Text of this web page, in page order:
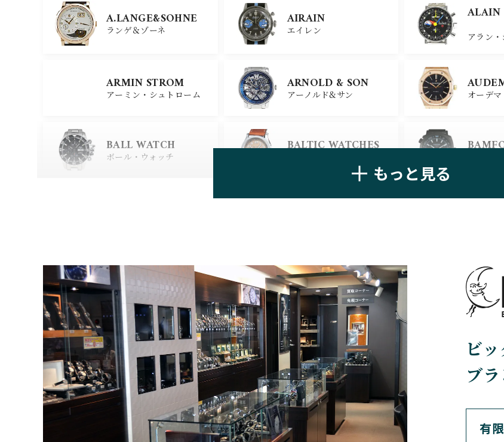
X
ジラール・ペルゴ
ユリスナルダン
BELL
ベル＆ロ
カルティエ シャネル ショパ
グラスヒュッテ・オリジナ
ル
クロノスイス
アラン
A.LANGE&SOHNE
ランゲ＆ゾーネ
AIRAIN
エイレン
ALAIN
アラン
ARMIN STROM
アーミン・シュトローム
ARNOLD & SON
アーノルド&サン オーデ
BALL WATCH
ボール・ウォッチ
BALTIC WATCHES
BOVET
ボヴェ
BREGUET
ブレゲ ブライト
BULOVA
ブローバ
BVLGARI
ブルガリ
CARL
カール
CASIO
カシオ
CEDRIC JOHNER
セドリックジョナー
もっと見る
ビ
ブ
有